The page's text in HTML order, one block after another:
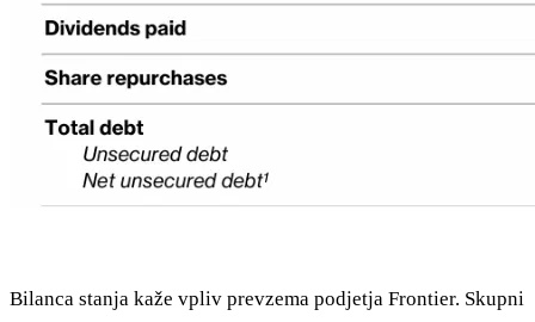
Bilanca stanja kaže vpliv prevzema podjetja Frontier. Skupni